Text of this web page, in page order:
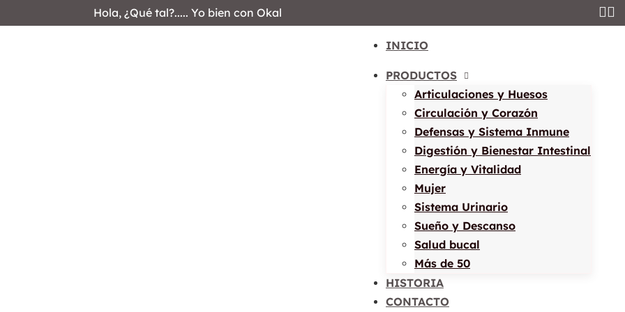
Hola, ¿Qué tal?..... Yo bien con Okal ¡Tengo Okal,
INICIO
PRODUCTOS
Articulaciones y Huesos
Circulación y Corazón
Defensas y Sistema Inmune
Digestión y Bienestar Intestinal
Energía y Vitalidad
Mujer
Sistema Urinario
Sueño y Descanso
Salud bucal
Más de 50
HISTORIA
CONTACTO